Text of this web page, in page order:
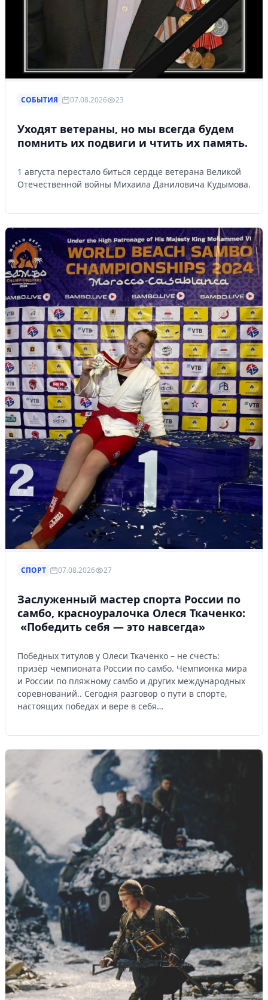
СОБЫТИЯ 07.08.2026 23
Уходят ветераны, но мы всегда будем
помнить их подвиги и чтить их память.
1 августа перестало биться сердце ветерана Великой
Отечественной войны Михаила Даниловича Кудымова.
СПОРТ 07.08.2026 27
Заслуженный мастер спорта России по
самбо, красноуралочка Олеся Ткаченко:
«Победить себя — это навсегда»
Победных титулов у Олеси Ткаченко – не счесть:
призёр чемпионата России по самбо. Чемпионка мира
и России по пляжному самбо и других международных
соревнований.. Сегодня разговор о пути в спорте,
настоящих победах и вере в себя…